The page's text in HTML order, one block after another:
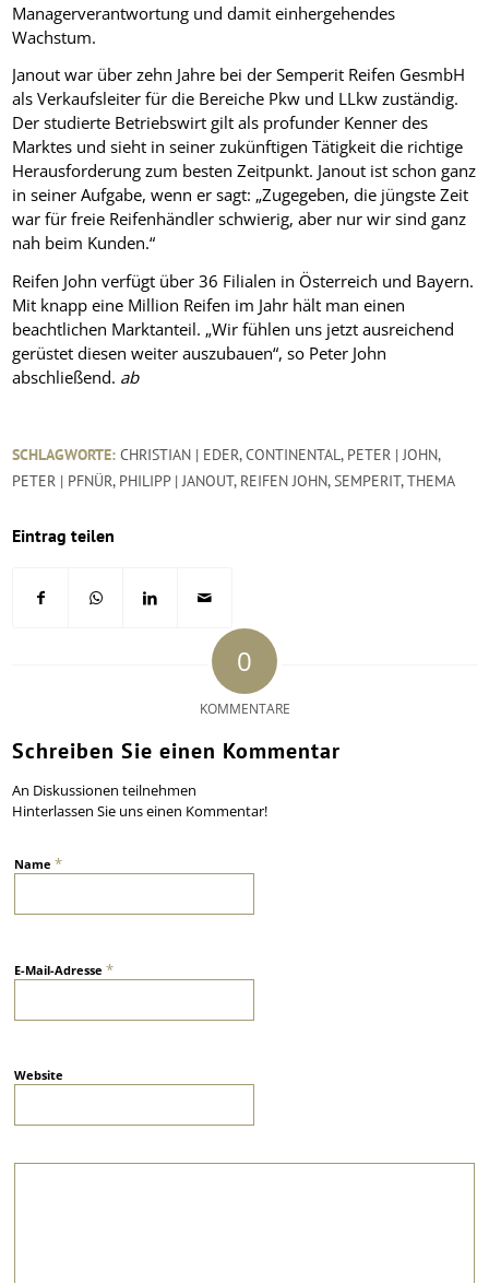
Managerverantwortung und damit einhergehendes
Wachstum.
Janout war über zehn Jahre bei der Semperit Reifen GesmbH
als Verkaufsleiter für die Bereiche Pkw und LLkw zuständig.
Der studierte Betriebswirt gilt als profunder Kenner des
Marktes und sieht in seiner zukünftigen Tätigkeit die richtige
Herausforderung zum besten Zeitpunkt. Janout ist schon ganz
in seiner Aufgabe, wenn er sagt: „Zugegeben, die jüngste Zeit
war für freie Reifenhändler schwierig, aber nur wir sind ganz
nah beim Kunden.“
Reifen John verfügt über 36 Filialen in Österreich und Bayern.
Mit knapp eine Million Reifen im Jahr hält man einen
beachtlichen Marktanteil. „Wir fühlen uns jetzt ausreichend
gerüstet diesen weiter auszubauen“, so Peter John
abschließend. ab
SCHLAGWORTE: CHRISTIAN | EDER,CONTINENTAL, PETER | JOHN,
PETER | PFNÜR, PHILIPP | JANOUT, REIFEN JOHN, SEMPERIT,THEMA
Eintrag teilen
0
KOMMENTARE
Schreiben Sie einen Kommentar
An Diskussionen teilnehmen
Hinterlassen Sie uns einen Kommentar!
Name*
E-Mail-Adresse*
Website